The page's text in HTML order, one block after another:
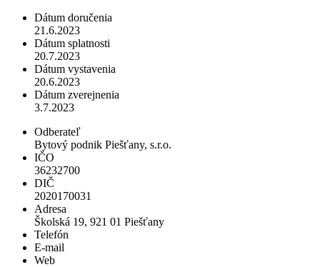
Dátum doručenia
21.6.2023
Dátum splatnosti
20.7.2023
Dátum vystavenia
20.6.2023
Dátum zverejnenia
3.7.2023
Odberateľ
Bytový podnik Piešťany, s.r.o.
IČO
36232700
DIČ
2020170031
Adresa
Školská 19, 921 01 Piešťany
Telefón
E-mail
Web